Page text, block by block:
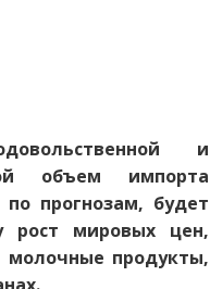
и
объем импорта
прогнозам, будет
рост мировых цен,
продукты,